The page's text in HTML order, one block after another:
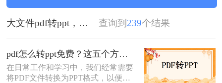
大文件pdf转ppt，正确打开方法 查询到 239个结果
pdf怎么转ppt免费？这五个方法请收好！方便又好用！
在日常工作和学习中，我们经常需要
将PDF文件转换为PPT格式，以便进